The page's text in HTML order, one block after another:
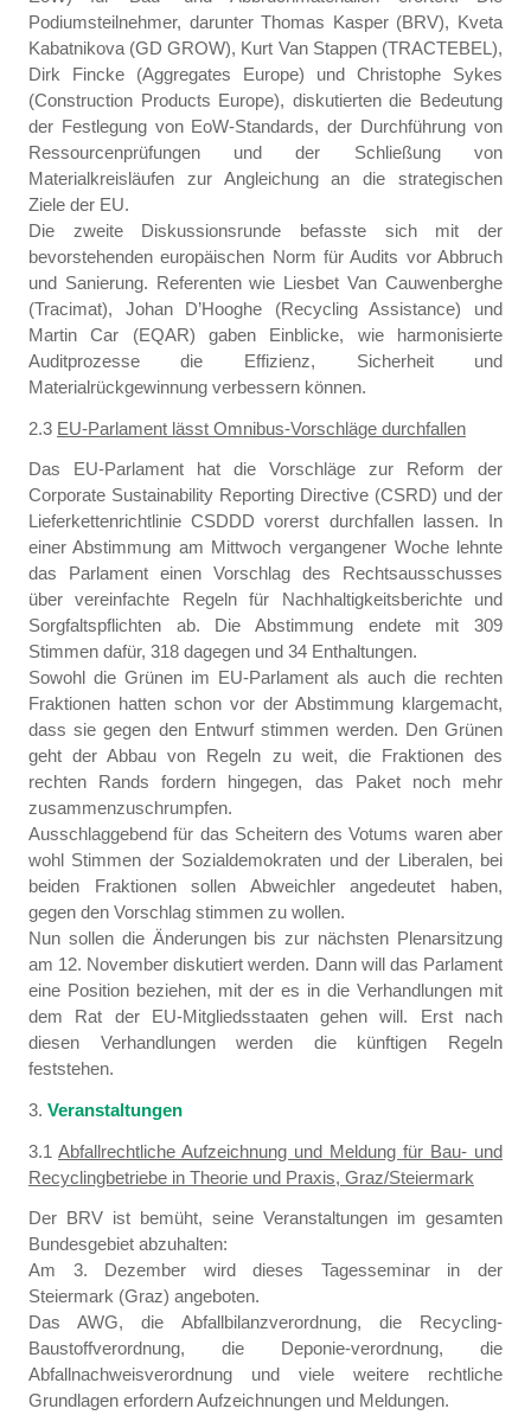
Podiumsteilnehmer, darunter Thomas Kasper (BRV), Kveta
Kabatnikova (GD GROW), Kurt Van Stappen (TRACTEBEL),
Dirk Fincke (Aggregates Europe) und Christophe Sykes
(Construction Products Europe), diskutierten die Bedeutung
der Festlegung von EoW-Standards, der Durchführung von
Ressourcenprüfungen und der Schließung von
Materialkreisläufen zur Angleichung an die strategischen
Ziele der EU.
Die zweite Diskussionsrunde befasste sich mit der
bevorstehenden europäischen Norm für Audits vor Abbruch
und Sanierung. Referenten wie Liesbet Van Cauwenberghe
(Tracimat), Johan D’Hooghe (Recycling Assistance) und
Martin Car (EQAR) gaben Einblicke, wie harmonisierte
Auditprozesse die Effizienz, Sicherheit und
Materialrückgewinnung verbessern können.
2.3 EU-Parlament lässt Omnibus-Vorschläge durchfallen
Das EU-Parlament hat die Vorschläge zur Reform der
Corporate Sustainability Reporting Directive (CSRD) und der
Lieferkettenrichtlinie CSDDD vorerst durchfallen lassen. In
einer Abstimmung am Mittwoch vergangener Woche lehnte
das Parlament einen Vorschlag des Rechtsausschusses
über vereinfachte Regeln für Nachhaltigkeitsberichte und
Sorgfaltspflichten ab. Die Abstimmung endete mit 309
Stimmen dafür, 318 dagegen und 34 Enthaltungen.
Sowohl die Grünen im EU-Parlament als auch die rechten
Fraktionen hatten schon vor der Abstimmung klargemacht,
dass sie gegen den Entwurf stimmen werden. Den Grünen
geht der Abbau von Regeln zu weit, die Fraktionen des
rechten Rands fordern hingegen, das Paket noch mehr
zusammenzuschrumpfen.
Ausschlaggebend für das Scheitern des Votums waren aber
wohl Stimmen der Sozialdemokraten und der Liberalen, bei
beiden Fraktionen sollen Abweichler angedeutet haben,
gegen den Vorschlag stimmen zu wollen.
Nun sollen die Änderungen bis zur nächsten Plenarsitzung
am 12. November diskutiert werden. Dann will das Parlament
eine Position beziehen, mit der es in die Verhandlungen mit
dem Rat der EU-Mitgliedsstaaten gehen will. Erst nach
diesen Verhandlungen werden die künftigen Regeln
feststehen.
3. Veranstaltungen
3.1 Abfallrechtliche Aufzeichnung und Meldung für Bau- und
Recyclingbetriebe in Theorie und Praxis, Graz/Steiermark
Der BRV ist bemüht, seine Veranstaltungen im gesamten
Bundesgebiet abzuhalten:
Am 3. Dezember wird dieses Tagesseminar in der
Steiermark (Graz) angeboten.
Das AWG, die Abfallbilanzverordnung, die Recycling-
Baustoffverordnung, die Deponie-verordnung, die
Abfallnachweisverordnung und viele weitere rechtliche
Grundlagen erfordern Aufzeichnungen und Meldungen.